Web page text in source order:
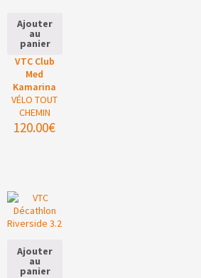
Ajouter
au
panier
VTC Club
Med
Kamarina
VÉLO TOUT
CHEMIN
120.00€
Ajouter
au
panier